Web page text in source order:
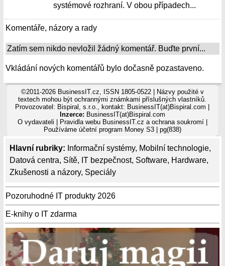
Hlavní rubriky: Informační systémy, Mobilní technologie,
Datová centra, Sítě, IT bezpečnost, Software, Hardware,
Zkušenosti a názory, Speciály
Pozoruhodné IT produkty 2026
E-knihy o IT zdarma
systémové rozhraní. V obou případech...
Komentáře, názory a rady
Zatím sem nikdo nevložil žádný komentář. Buďte první...
Vkládání nových komentářů bylo dočasně pozastaveno.
©2011-2026 BusinessIT.cz, ISSN 1805-0522 | Názvy použité v
textech mohou být ochrannými známkami příslušných vlastníků.
Provozovatel: Bispiral, s.r.o., kontakt: BusinessIT(at)Bispiral.com |
Inzerce: BusinessIT(at)Bispiral.com
O vydavateli
Pravidla webu BusinessIT.cz a ochrana soukromí|
Používáme účetní program Money S3| pg(838)